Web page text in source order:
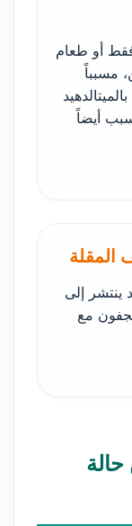
أو طعام
مسبباً
أيضاً
ينتشر إلى
مع